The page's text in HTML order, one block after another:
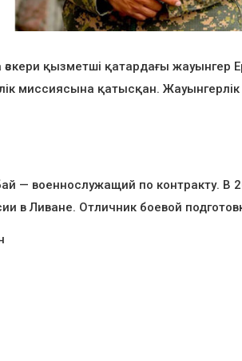
қызметші қатардағы жауынгер
миссиясына қатысқан.
— военнослужащий по контракту. В
в Ливане. Отличник боевой